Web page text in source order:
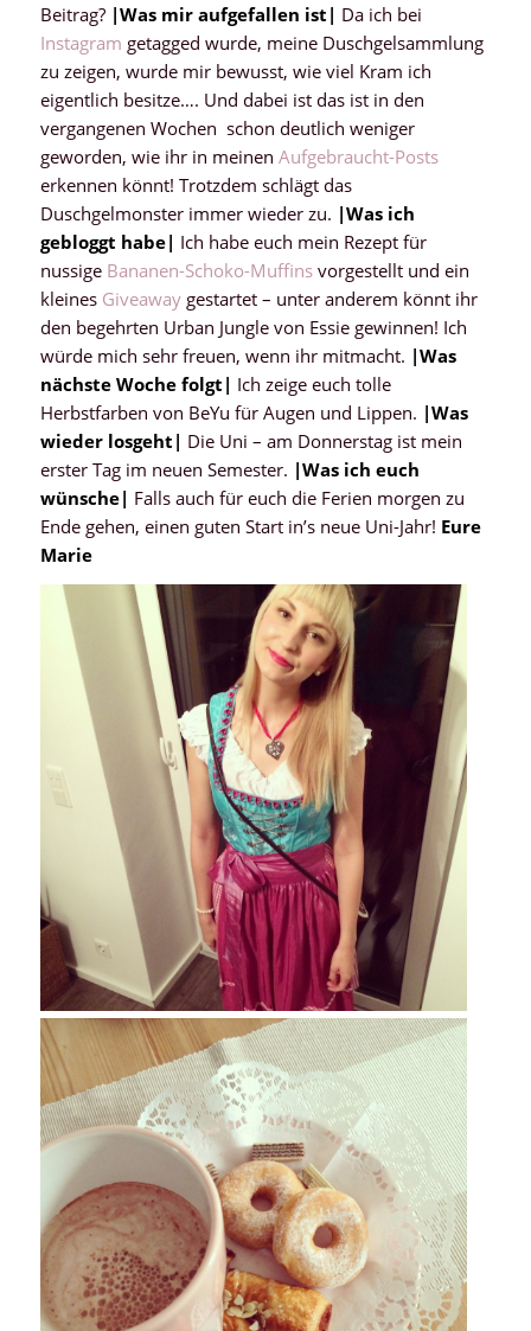
Beitrag? |Was mir aufgefallen ist | Da ich bei
Instagram getagged wurde, meine Duschgelsammlung
zu zeigen, wurde mir bewusst, wie viel Kram ich
eigentlich besitze…. Und dabei ist das ist in den
vergangenen Wochen schon deutlich weniger
geworden, wie ihr in meinen Aufgebraucht-Posts
erkennen könnt! Trotzdem schlägt das
Duschgelmonster immer wieder zu. |Was ich
gebloggt habe| Ich habe euch mein Rezept für
nussige Bananen-Schoko-Muffinsvorgestellt und ein
kleines Giveaway gestartet – unter anderem könnt ihr
den begehrten Urban Jungle von Essie gewinnen! Ich
würde mich sehr freuen, wenn ihr mitmacht. |Was
nächste Woche folgt | Ich zeige euch tolle
Herbstfarben von BeYu für Augen und Lippen. |Was
wieder losgeht | Die Uni – am Donnerstag ist mein
erster Tag im neuen Semester. |Was ich euch
wünsche| Falls auch für euch die Ferien morgen zu
Ende gehen, einen guten Start in’s neue Uni-Jahr! Eure
Marie